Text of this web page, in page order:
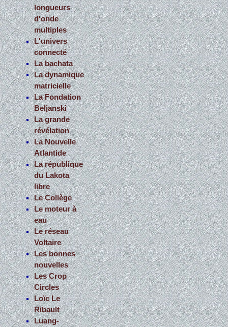
longueurs
d'onde
multiples
L'univers
connecté
La bachata
La dynamique
matricielle
La Fondation
Beljanski
La grande
révélation
La Nouvelle
Atlantide
La république
du Lakota
libre
Le Collège
Le moteur à
eau
Le réseau
Voltaire
Les bonnes
nouvelles
Les Crop
Circles
Loïc Le
Ribault
Luang-